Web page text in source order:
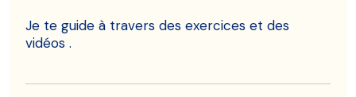
Je te guide à travers des exercices et des
vidéos .